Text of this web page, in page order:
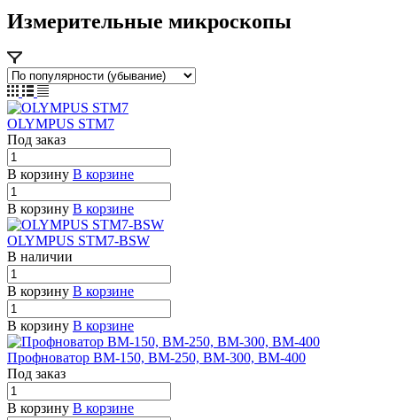
Измерительные микроскопы
OLYMPUS STM7
Под заказ
В корзину В корзине
В корзину В корзине
OLYMPUS STM7-BSW
В наличии
В корзину В корзине
В корзину В корзине
Профноватор ВМ-150, ВМ-250, ВМ-300, ВМ-400
Под заказ
В корзину В корзине